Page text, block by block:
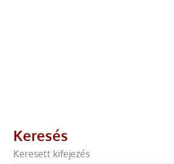
Keresés
Keresett kifejezés